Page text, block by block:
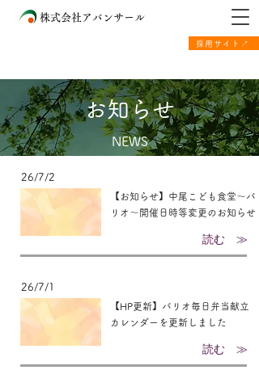
採用サイト↗
株式会社アバンサール
お知らせ
NEWS
26/7/2
【お知らせ】中尾こども食堂～バ
リオ～開催日時等変更のお知らせ
読む ≫
26/7/1
【HP更新】バリオ毎日弁当献立
カレンダーを更新しました
読む ≫